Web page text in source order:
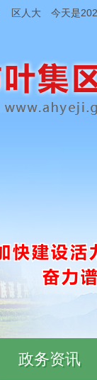
区人大 今天是
政务资讯